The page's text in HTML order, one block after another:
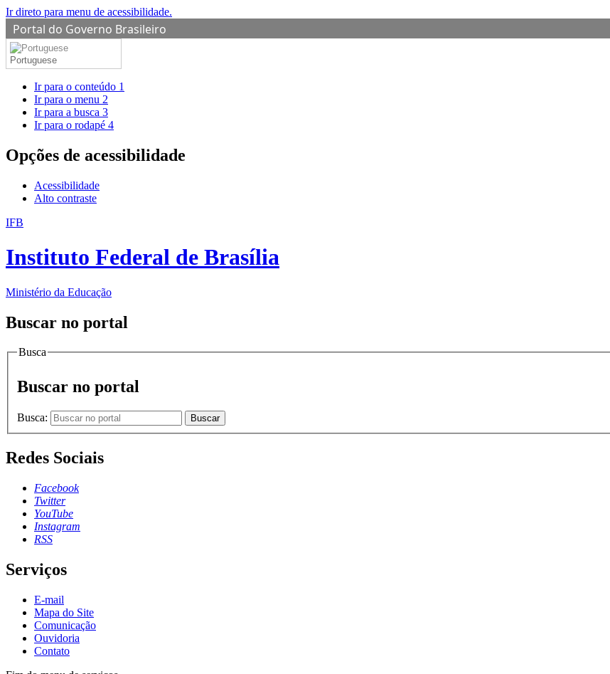
Ir direto para menu de acessibilidade.
Portal do Governo Brasileiro
Portuguese
Ir para o conteúdo 1
Ir para o menu 2
Ir para a busca 3
Ir para o rodapé 4
Opções de acessibilidade
Acessibilidade
Alto contraste
IFB
Instituto Federal de Brasília
Ministério da Educação
Buscar no portal
Busca
Buscar no portal
Busca: Buscar
Redes Sociais
Facebook
Twitter
YouTube
Instagram
RSS
Serviços
E-mail
Mapa do Site
Comunicação
Ouvidoria
Contato